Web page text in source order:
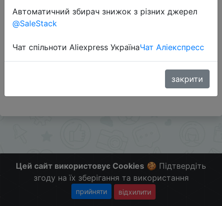
t.me/ChinaGoodBuy
Цей сайт використовує Cookies 🍪 Підтвердіть
згоду на їх зберігання та використання
прийняти відхилити
Автоматичний збирач знижок з різних джерел
@SaleStack
Чат спільноти Aliexpress УкраїнаЧат Аліекспресс
закрити